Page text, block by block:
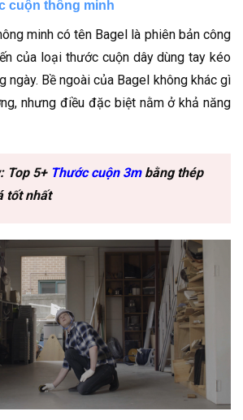
cuộn thông minh
minh có tên Bagel là phiên bản công
của loại thước cuộn dây dùng tay kéo
ngày. Bề ngoài của Bagel không khác gì
nhưng điều đặc biệt nằm ở khả năng
Top 5+ Thước cuộn 3mbằng thép
tốt nhất